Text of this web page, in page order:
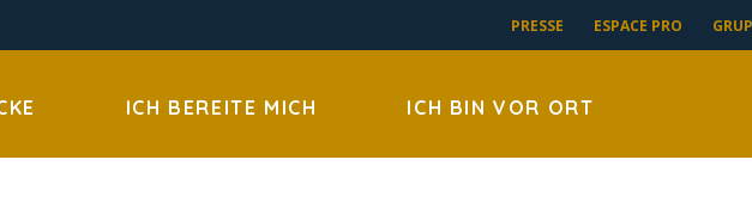
PRESSE ESPACE PRO
ICH BEREITE MICH ICH BIN VOR ORT